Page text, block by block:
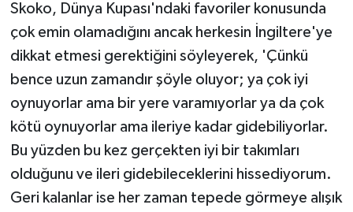
Skoko, Dünya Kupası'ndaki favoriler konusunda
çok emin olamadığını ancak herkesin İngiltere'ye
dikkat etmesi gerektiğini söyleyerek, 'Çünkü
bence uzun zamandır şöyle oluyor; ya çok iyi
oynuyorlar ama bir yere varamıyorlar ya da çok
kötü oynuyorlar ama ileriye kadar gidebiliyorlar.
Bu yüzden bu kez gerçekten iyi bir takımları
olduğunu ve ileri gidebileceklerini hissediyorum.
Geri kalanlar ise her zaman tepede görmeye alışık